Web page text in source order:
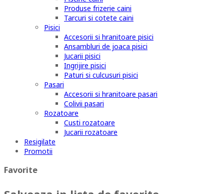
Produse frizerie caini
Tarcuri si cotete caini
Pisici
Accesorii si hranitoare pisici
Ansambluri de joaca pisici
Jucarii pisici
Ingrijire pisici
Paturi si culcusuri pisici
Pasari
Accesorii si hranitoare pasari
Colivii pasari
Rozatoare
Custi rozatoare
Jucarii rozatoare
Resigilate
Promotii
Favorite